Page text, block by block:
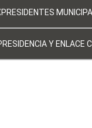
Y ENLACE